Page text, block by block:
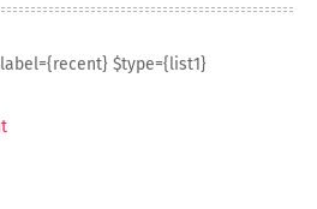
$type={list1}